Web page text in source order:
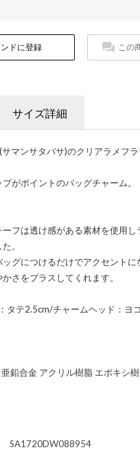
ドに登録 この
サイズ詳細
マンサタバサ)のクリアラメフ
がポイントのバッグチャーム。
ーフは透け感がある素材を使用
。
グにつけるだけでアクセント
さをプラスしてくれます。
タテ2.5cm/チャームヘッド：ヨ
鉛合金 アクリル樹脂 エポキシ
SA1720DW088954